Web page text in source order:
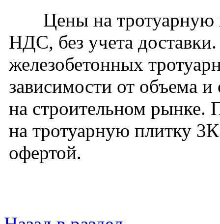
Цены на тротуарную
НДС, без учета
железобетонных
зависимости от объема
на строительном рынке.
на тротуарную плитку
офертой.